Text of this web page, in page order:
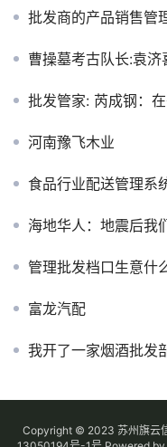
批发商的产品销售管
曹操墓考古队长:袁
批发管家: 芮成钢：
河南豫飞木业
食品行业配送管理系
海地华人：地震后我
管理批发档口生意什么软件好一
富龙汽配
我开了一家烟酒批发部，
Copyright © 2023 苏州旗云